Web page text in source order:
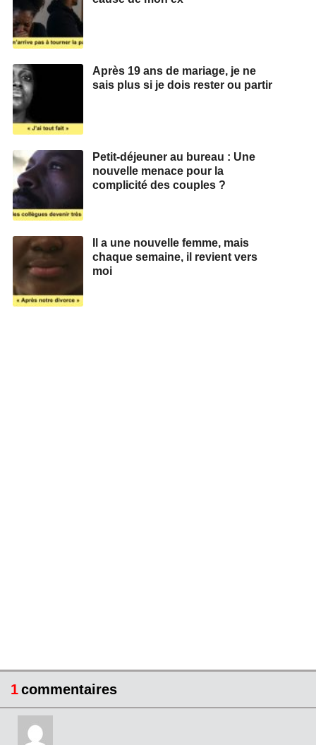
Après 19 ans de mariage, je ne
sais plus si je dois rester ou partir
Petit-déjeuner au bureau : Une
nouvelle menace pour la
complicité des couples ?
Il a une nouvelle femme, mais
chaque semaine, il revient vers
moi
1commentaires